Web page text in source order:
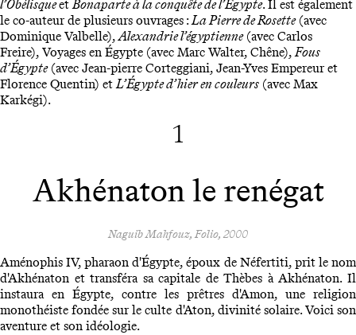
l’Obélisqueet Bonaparte à la conquête de l’Égypte. Il est également
le co-auteur de plusieurs ouvrages :La Pierre de Rosette(avec
Dominique Valbelle), Alexandrie l’égyptienne(avec Carlos
Freire), Voyages en Égypte (avec Marc Walter, Chêne), Fous
d’Égypte(avec Jean-pierre Corteggiani, Jean-Yves Empereur et
Florence Quentin) et L’Égypte d’hier en couleurs (avec Max
Karkégi).
1
Akhénaton le renégat
Naguib Mahfouz, Folio, 2000
Aménophis IV, pharaon d'Égypte, époux de Néfertiti, prit le nom
d'Akhénaton et transféra sa capitale de Thèbes à Akhénaton. Il
instaura en Égypte, contre les prêtres d'Amon, une religion
monothéiste fondée sur le culte d'Aton, divinité solaire. Voici son
aventure et son idéologie.